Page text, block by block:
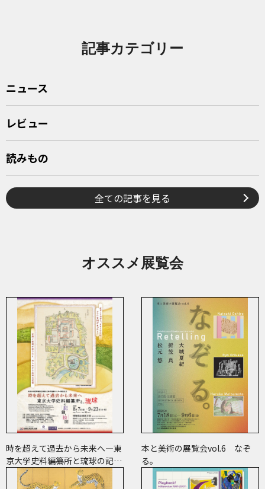
記事カテゴリー
ニュース
レビュー
読みもの
全ての記事を見る
オススメ展覧会
時を超えて過去から未来へ―東
京大学史料編纂所と琉球の記
録・絵図―
本と美術の展覧会vol.6 なぞ
る。